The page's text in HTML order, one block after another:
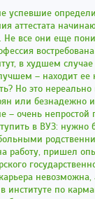
успевшие
аттестата
Не все они еще
в худшем случае
– находит ее
Но это
или безнадежно
– очень непростой
в ВУЗ: нужно
работу, пришел
невозможна,
институте по